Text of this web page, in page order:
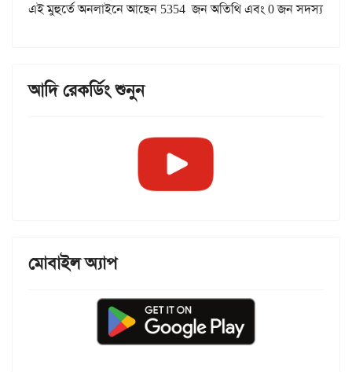
এই মুহুর্তে অনলাইনে আছেন 5354 জন অতিথি এবং 0 জন সদস্য
আদি রেকর্ডিং শুনুন
মোবাইল অ্যাপ